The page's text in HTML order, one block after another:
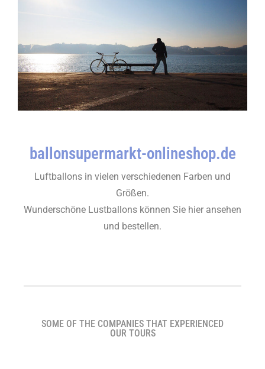
ballonsupermarkt-onlineshop.de
Luftballons in vielen verschiedenen Farben und
Größen.
Wunderschöne Lustballons können Sie hier ansehen
und bestellen.
SOME OF THE COMPANIES THAT EXPERIENCED
OUR TOURS